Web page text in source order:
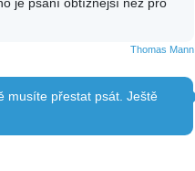
Thomas Mann
musíte přestat psát. Ještě